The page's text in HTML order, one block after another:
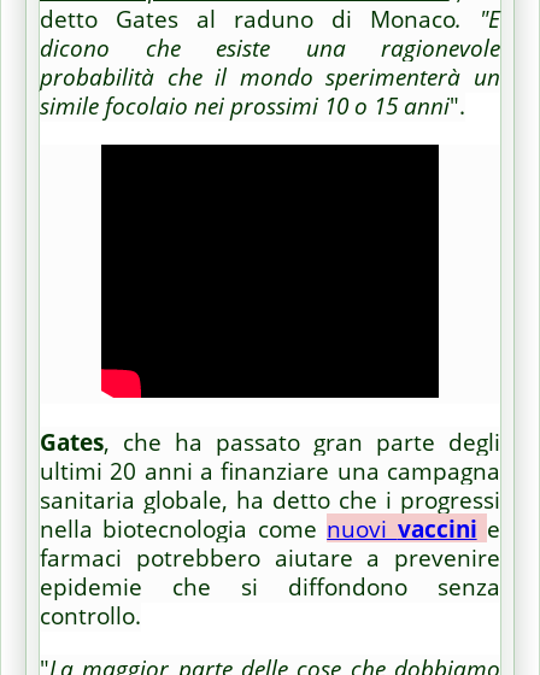
detto Gates al raduno di Monaco. "E
dicono che esiste una ragionevole
probabilità che il mondo sperimenterà un
simile focolaio nei prossimi 10 o 15 anni".
Gates, che ha passato gran parte degli
ultimi 20 anni a finanziare una campagna
sanitaria globale, ha detto che i progressi
nella biotecnologia come nuovi vaccini e
farmaci potrebbero aiutare a prevenire
epidemie che si diffondono senza
controllo.
"La maggior parte delle cose che dobbiamo